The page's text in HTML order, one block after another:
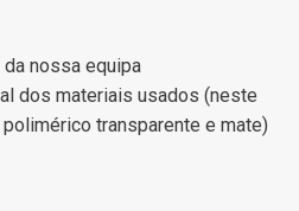
da nossa equipa
dos materiais usados (neste
transparente e mate)